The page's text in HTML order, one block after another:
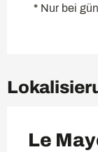
* Nur bei
Le